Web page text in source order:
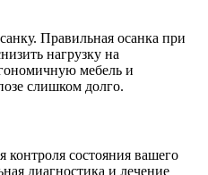
Правильная осанка при
нагрузку на
мебель и
слишком долго.
контроля состояния вашего
диагностика и лечение